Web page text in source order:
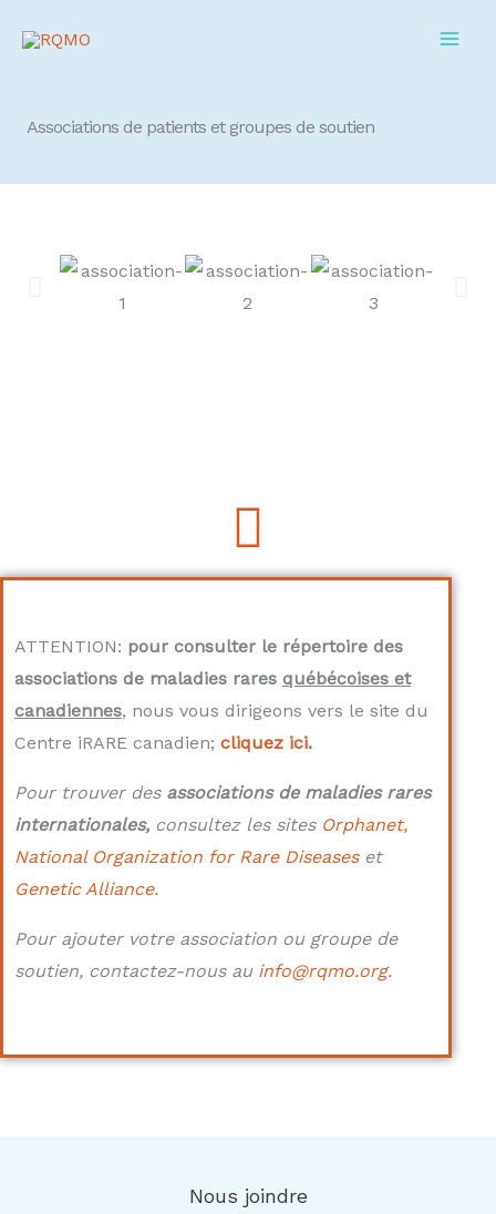
Associations de patients et groupes de soutien
ATTENTION: pour consulter le répertoire des
associations de maladies rares québécoises et
canadiennes, nous vous dirigeons vers le site du
Centre iRARE canadien; cliquez ici.
Pour trouver des associations de maladies rares
internationales, consultez les sites Orphanet,
National Organization for Rare Diseases et
Genetic Alliance.
Pour ajouter votre association ou groupe de
soutien, contactez-nous au info@rqmo.org.
Nous joindre